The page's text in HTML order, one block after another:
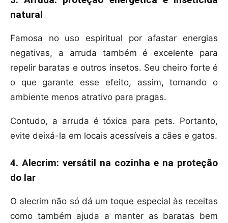
natural
Famosa no uso espiritual por afastar energias
negativas, a arruda também é excelente para
repelir baratas e outros insetos. Seu cheiro forte é
o que garante esse efeito, assim, tornando o
ambiente menos atrativo para pragas.
Contudo, a arruda é tóxica para pets. Portanto,
evite deixá-la em locais acessíveis a cães e gatos.
4. Alecrim: versátil na cozinha e na proteção
do lar
O alecrim não só dá um toque especial às receitas
como também ajuda a manter as baratas bem